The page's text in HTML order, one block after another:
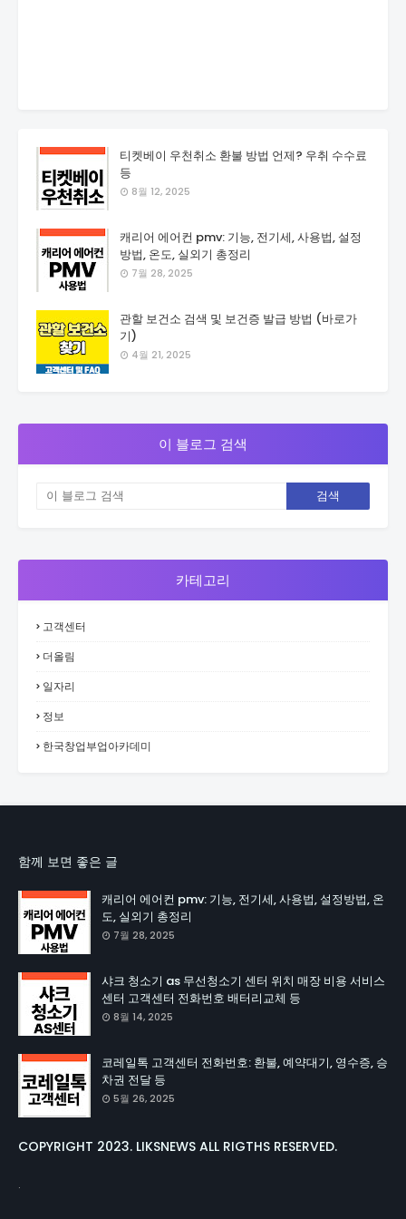
티켓베이 우천취소 환불 방법 언제? 우취 수수료
등
8월 12, 2025
캐리어 에어컨 pmv: 기능, 전기세, 사용법, 설정
방법, 온도, 실외기 총정리
7월 28, 2025
관할 보건소 검색 및 보건증 발급 방법 (바로가
기)
4월 21, 2025
이 블로그 검색
카테고리
고객센터
더올림
일자리
정보
한국창업부업아카데미
함께 보면 좋은 글
캐리어 에어컨 pmv: 기능, 전기세, 사용법, 설정방법, 온
도, 실외기 총정리
7월 28, 2025
샤크 청소기 as 무선청소기 센터 위치 매장 비용 서비스
센터 고객센터 전화번호 배터리교체 등
8월 14, 2025
코레일톡 고객센터 전화번호: 환불, 예약대기, 영수증, 승
차권 전달 등
5월 26, 2025
COPYRIGHT 2023. LIKSNEWS ALL RIGTHS RESERVED.
.